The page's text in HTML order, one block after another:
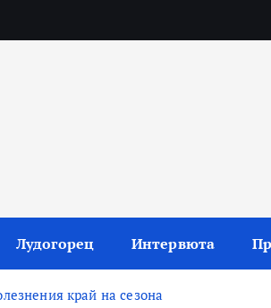
Лудогорец Интервюта
край на сезона